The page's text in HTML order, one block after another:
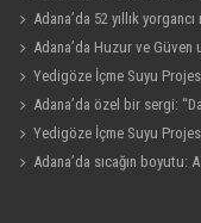
Adana’da 52 yıllık
çocuğuma bile öğretemedim”
Adana’da Huzur ve Güven
Yedigöze İçme Suyu
Adana’da özel bir sergi:
Yedigöze İçme Suyu
Adana’da sıcağın